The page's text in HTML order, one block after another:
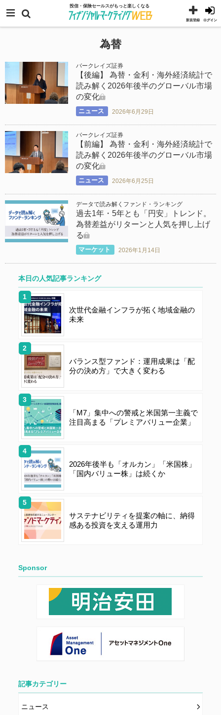
ログイン
新規登録
ス
キ
プ
投信・保険セールスがもっと楽しくなる
為替
バークレイズ証券
【後編】 為替・金利・海外経済統計で
読み解く2026年後半のグローバル市場
の変化
ニュース 2026年6月29日
バークレイズ証券
【前編】 為替・金利・海外経済統計で
読み解く2026年後半のグローバル市場
の変化
ニュース 2026年6月25日
データで読み解くファンド・ランキング
過去1年・5年とも「円安」トレンド。
為替差益がリターンと人気を押し上げ
る
マーケット 2026年1月14日
本日の人気記事ランキング
次世代金融インフラが拓く地域金融の
未来
バランス型ファンド：運用成果は「配
分の決め方」で大きく変わる
「M7」集中への警戒と米国第一主義で
注目高まる「プレミアバリュー企業」
2026年後半も「オルカン」「米国株」
「国内バリュー株」は続くか
サステナビリティを提案の軸に、納得
感ある投資を支える運用力
Sponsor
記事カテゴリー
ニュース